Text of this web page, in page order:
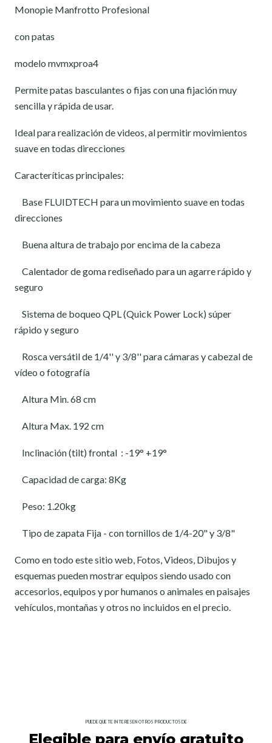
Monopie Manfrotto Profesional
con patas
modelo mvmxproa4
Permite patas basculantes o fijas con una fijación muy
sencilla y rápida de usar.
Ideal para realización de videos, al permitir movimientos
suave en todas direcciones
Caracteríticas principales:
Base FLUIDTECH para un movimiento suave en todas
direcciones
Buena altura de trabajo por encima de la cabeza
Calentador de goma rediseñado para un agarre rápido y
seguro
Sistema de boqueo QPL (Quick Power Lock) súper
rápido y seguro
Rosca versátil de 1/4'' y 3/8'' para cámaras y cabezal de
vídeo o fotografía
Altura Min. 68 cm
Altura Max. 192 cm
Inclinación (tilt) frontal : -19° +19°
Capacidad de carga: 8Kg
Peso: 1.20kg
Tipo de zapata Fija - con tornillos de 1/4-20" y 3/8"
Como en todo este sitio web, Fotos, Videos, Dibujos y
esquemas pueden mostrar equipos siendo usado con
accesorios, equipos y por humanos o animales en paisajes
vehículos, montañas y otros no incluidos en el precio.
PUEDE QUE TE INTERESEN OTROS PRODUCTOS DE
Elegible para envío gratuito